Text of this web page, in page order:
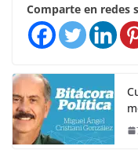
Comparte en redes